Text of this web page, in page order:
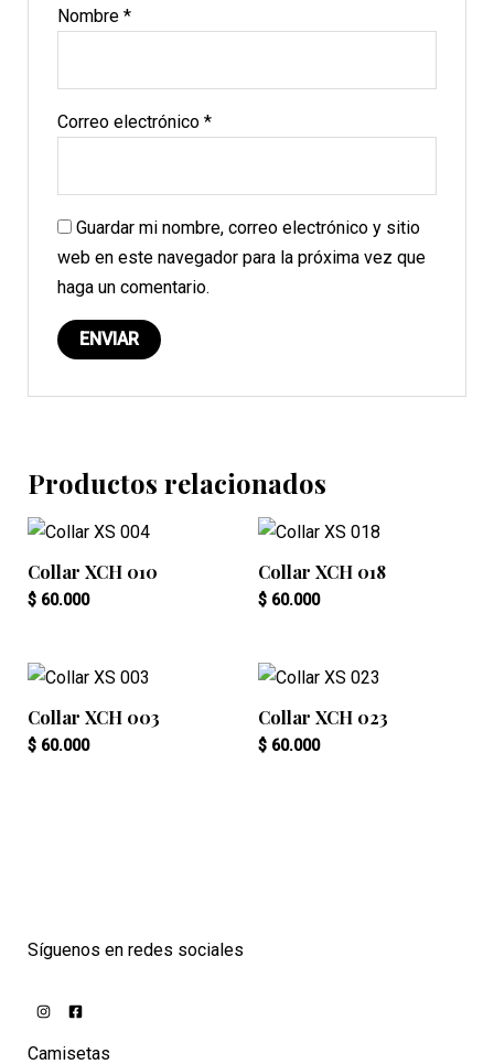
Nombre*
Correo electrónico*
Guardar mi nombre, correo electrónico y sitio
web en este navegador para la próxima vez que
haga un comentario.
Productos relacionados
Collar XCH 010
$60.000
Collar XCH 018
$ 60.000
Collar XCH 003
$60.000
Collar XCH 023
$ 60.000
Síguenos en redes sociales
Camisetas